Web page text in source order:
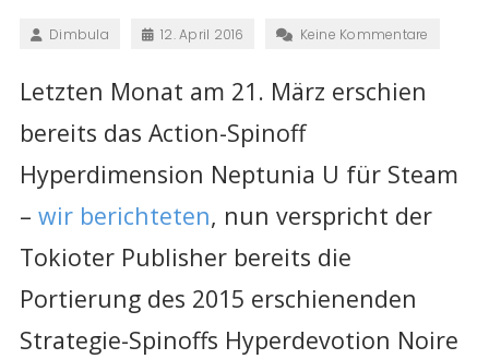
Dimbula 12. April 2016 Keine Kommentare
Letzten Monat am 21. März erschien
bereits das Action-Spinoff
Hyperdimension Neptunia U für Steam
– wir berichteten, nun verspricht der
Tokioter Publisher bereits die
Portierung des 2015 erschienenden
Strategie-Spinoffs Hyperdevotion Noire